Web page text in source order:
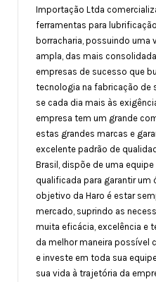
Importação Ltda
ferramentas para
borracharia, possuindo uma
ampla, das mais
empresas de sucesso que
tecnologia na fabricação de
se cada dia mais às
empresa tem um grande
estas grandes marcas e
excelente padrão de
Brasil, dispõe de uma
qualificada para garantir um
objetivo da Haro é estar
mercado, suprindo as
muita eficácia, excelência e
da melhor maneira possível
e investe em toda sua
sua vida à trajetória da